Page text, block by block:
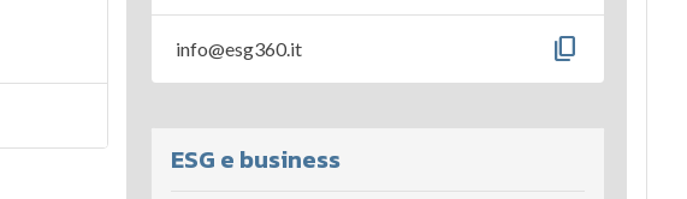
info@esg360.it content_copy
ESG e business